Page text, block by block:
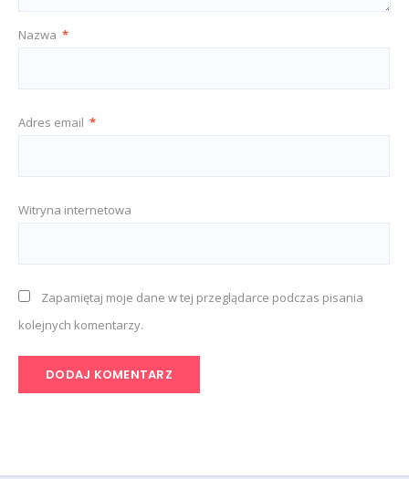
Nazwa *
Adres email *
Witryna internetowa
Zapamiętaj moje dane w tej przeglądarce podczas pisania
kolejnych komentarzy.